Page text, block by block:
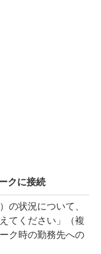
クに接続
の状況について、
てください」（複
ク時の勤務先への